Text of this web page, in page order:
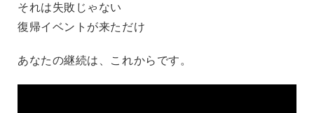
それは失敗じゃない
復帰イベントが来ただけ
あなたの継続は、これからです。